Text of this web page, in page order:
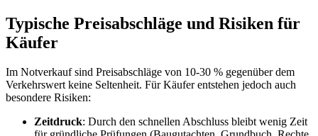
Typische Preisabschläge und Risiken für
Käufer
Im Notverkauf sind Preisabschläge von 10-30 % gegenüber dem
Verkehrswert keine Seltenheit. Für Käufer entstehen jedoch auch
besondere Risiken:
Zeitdruck: Durch den schnellen Abschluss bleibt wenig Zeit